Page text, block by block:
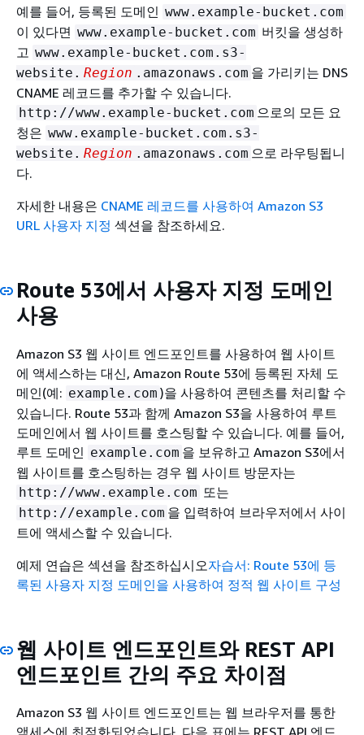
예를 들어, 등록된 도메인 www.example-bucket.com
이 있다면 www.example-bucket.com 버킷을 생성하
고 www.example-bucket.com.s3-
website. Region .amazonaws.com 을 가리키는 DNS
CNAME 레코드를 추가할 수 있습니다.
http://www.example-bucket.com 으로의 모든 요
청은 www.example-bucket.com.s3-
website. Region .amazonaws.com 으로 라우팅됩니
다.
자세한 내용은 CNAME 레코드를 사용하여 Amazon S3
URL 사용자 지정 섹션을 참조하세요.
Route 53에서 사용자 지정 도메인
사용
Amazon S3 웹 사이트 엔드포인트를 사용하여 웹 사이트
에 액세스하는 대신, Amazon Route 53에 등록된 자체 도
메인(예: example.com )을 사용하여 콘텐츠를 처리할 수
있습니다. Route 53과 함께 Amazon S3을 사용하여 루트
도메인에서 웹 사이트를 호스팅할 수 있습니다. 예를 들어,
루트 도메인 example.com 을 보유하고 Amazon S3에서
웹 사이트를 호스팅하는 경우 웹 사이트 방문자는
http://www.example.com 또는
http://example.com 을 입력하여 브라우저에서 사이
트에 액세스할 수 있습니다.
예제 연습은 섹션을 참조하십시오자습서: Route 53에 등
록된 사용자 지정 도메인을 사용하여 정적 웹 사이트 구성
웹 사이트 엔드포인트와 REST API
엔드포인트 간의 주요 차이점
Amazon S3 웹 사이트 엔드포인트는 웹 브라우저를 통한
액세스에 최적화되었습니다. 다음 표에는 REST API 엔드